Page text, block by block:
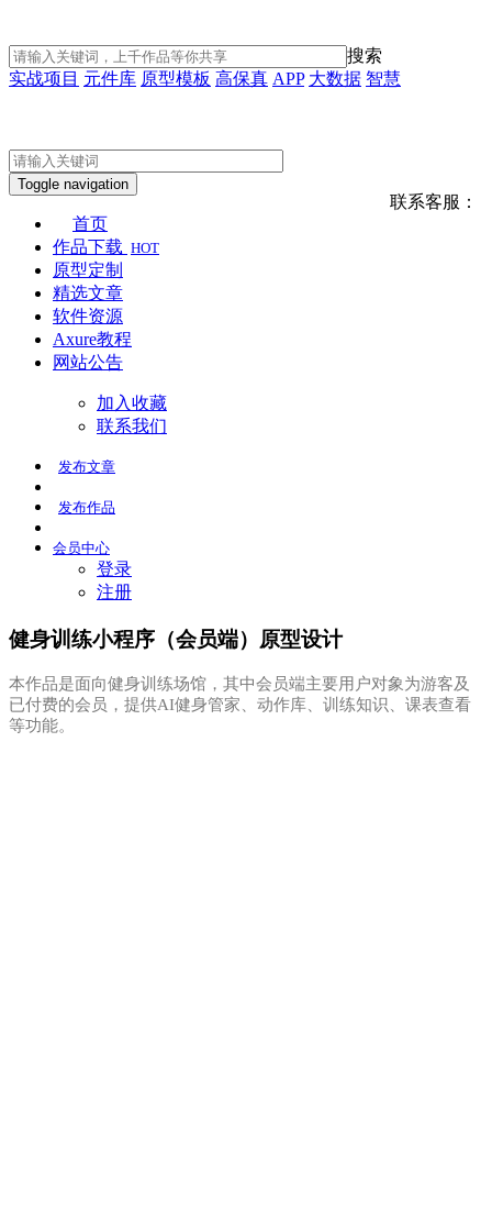
搜索
实战项目 元件库 原型模板 高保真 APP 大数据 智慧
联系客服：
Toggle navigation
首页
作品下载 HOT
原型定制
精选文章
软件资源
Axure教程
网站公告
加入收藏
联系我们
发布文章
发布作品
会员中心
登录
注册
健身训练小程序（会员端）原型设计
本作品是面向健身训练场馆，其中会员端主要用户对象为游客及
已付费的会员，提供AI健身管家、动作库、训练知识、课表查看
等功能。